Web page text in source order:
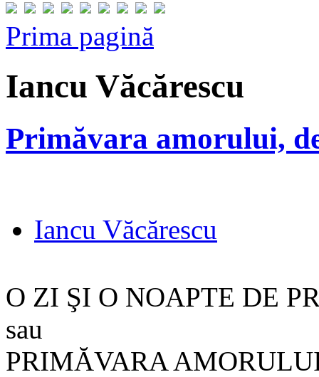
Prima pagină
Iancu Văcărescu
Primăvara amorului,
Iancu Văcărescu
O ZI ŞI O NOAPTE DE
sau
PRIMĂVARA